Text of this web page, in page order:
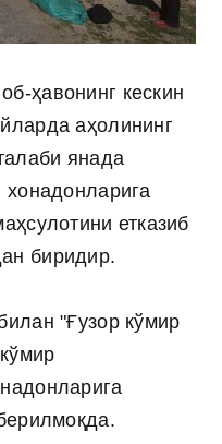
ҳавонинг кескин
аҳолининг
янада
етказиб
биридир.
"Ғузор кўмир